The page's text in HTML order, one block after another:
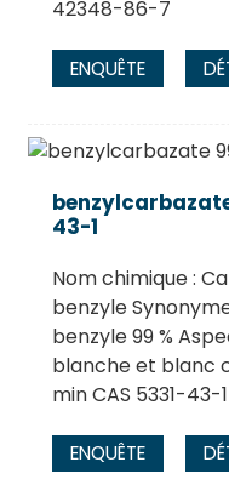
42348-86-7
ENQUÊTE
43-1
Nom chimique :
benzyle
benzyle 99 %
blanche et blanc
min CAS 5331-43-1
ENQUÊTE